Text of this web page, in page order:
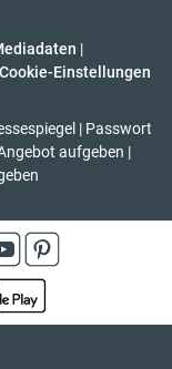
|
Cookie-Einstellungen
| Passwort
aufgeben |